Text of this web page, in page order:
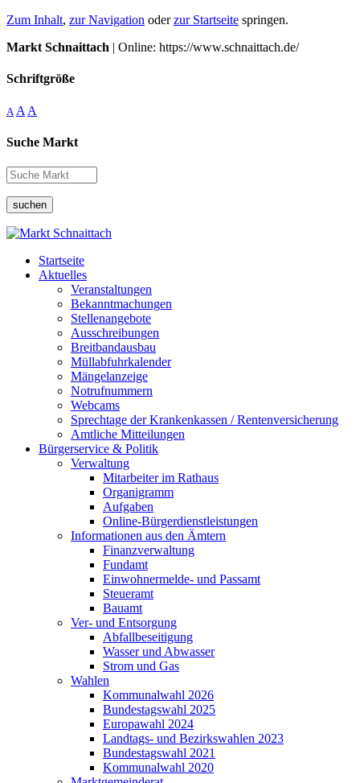
Zum Inhalt, zur Navigation oderzur Startseite springen.
Markt Schnaittach | Online: https://www.schnaittach.de/
Schriftgröße
A A A
Suche Markt
suchen
Startseite
Aktuelles
Veranstaltungen
Bekanntmachungen
Stellenangebote
Ausschreibungen
Breitbandausbau
Müllabfuhrkalender
Mängelanzeige
Notrufnummern
Webcams
Sprechtage der Krankenkassen / Rentenversicherung
Amtliche Mitteilungen
Bürgerservice & Politik
Verwaltung
Mitarbeiter im Rathaus
Organigramm
Aufgaben
Online-Bürgerdienstleistungen
Informationen aus den Ämtern
Finanzverwaltung
Fundamt
Einwohnermelde- und Passamt
Steueramt
Bauamt
Ver- und Entsorgung
Abfallbeseitigung
Wasser und Abwasser
Strom und Gas
Wahlen
Kommunalwahl 2026
Bundestagswahl 2025
Europawahl 2024
Landtags- und Bezirkswahlen 2023
Bundestagswahl 2021
Kommunalwahl 2020